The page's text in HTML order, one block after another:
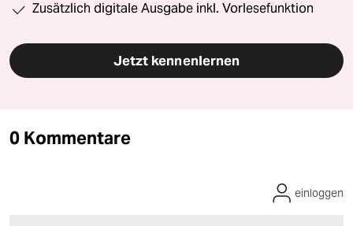
Zusätzlich digitale Ausgabe inkl. Vorlesefunktion
Jetzt kennenlernen
0 Kommentare
einloggen